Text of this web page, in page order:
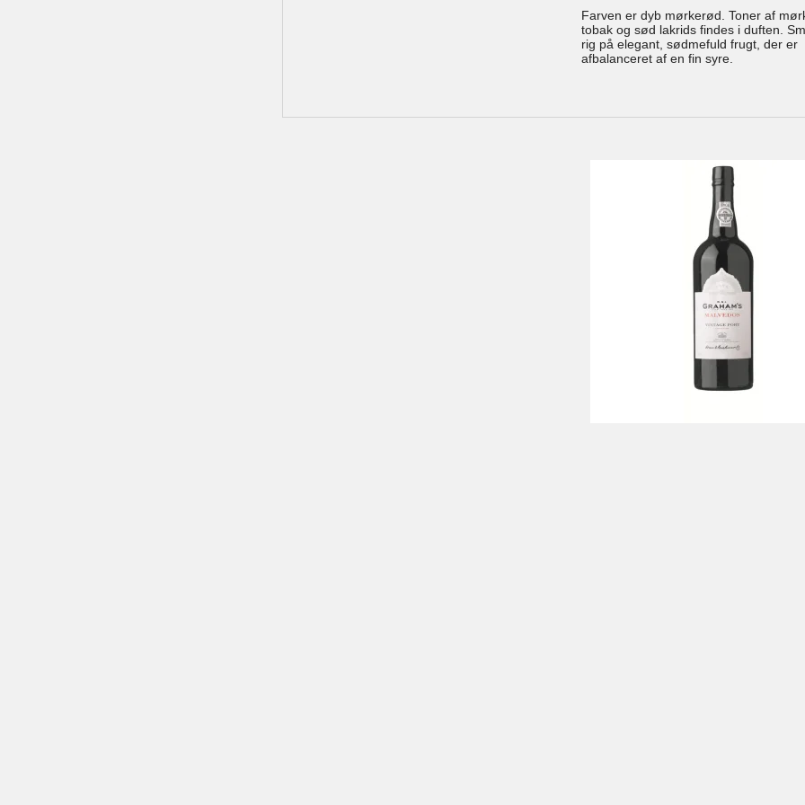
Farven er dyb mørkerød. Toner af
tobak og sød lakrids findes i duften.
rig på elegant, sødmefuld frugt, der er
afbalanceret af en fin syre.